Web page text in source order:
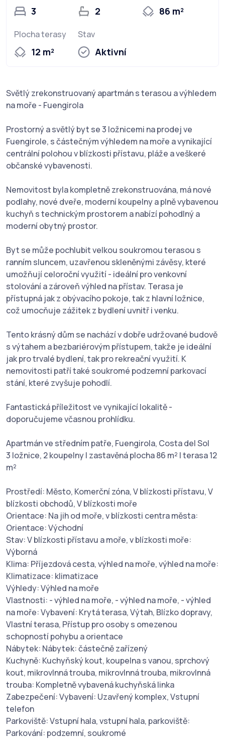
3 2 86 m²
Plocha terasy
12 m²
Stav
Aktivní
Světlý zrekonstruovaný apartmán s terasou a výhledem
na moře - Fuengirola
Prostorný a světlý byt se 3 ložnicemi na prodej ve
Fuengirole, s částečným výhledem na moře a vynikající
centrální polohou v blízkosti přístavu, pláže a veškeré
občanské vybavenosti.
Nemovitost byla kompletně zrekonstruována, má nové
podlahy, nové dveře, moderní koupelny a plně vybavenou
kuchyň s technickým prostorem a nabízí pohodlný a
moderní obytný prostor.
Byt se může pochlubit velkou soukromou terasou s
ranním sluncem, uzavřenou skleněnými závěsy, které
umožňují celoroční využití - ideální pro venkovní
stolování a zároveň výhled na přístav. Terasa je
přístupná jak z obývacího pokoje, tak z hlavní ložnice,
což umocňuje zážitek z bydlení uvnitř i venku.
Tento krásný dům se nachází v dobře udržované budově
s výtahem a bezbariérovým přístupem, takže je ideální
jak pro trvalé bydlení, tak pro rekreační využití. K
nemovitosti patří také soukromé podzemní parkovací
stání, které zvyšuje pohodlí.
Fantastická příležitost ve vynikající lokalitě -
doporučujeme včasnou prohlídku.
Apartmán ve středním patře, Fuengirola, Costa del Sol
3 ložnice, 2 koupelny | zastavěná plocha 86 m² | terasa 12
m²
Prostředí: Město, Komerční zóna, V blízkosti přístavu, V
blízkosti obchodů, V blízkosti moře
Orientace: Na jih od moře, v blízkosti centra města:
Orientace: Východní
Stav: V blízkosti přístavu a moře, v blízkosti moře:
Výborná
Klima: Příjezdová cesta, výhled na moře, výhled na moře:
Klimatizace: klimatizace
Výhledy: Výhled na moře
Vlastnosti: - výhled na moře, - výhled na moře, - výhled
na moře: Vybavení: Krytá terasa, Výtah, Blízko dopravy,
Vlastní terasa, Přístup pro osoby s omezenou
schopností pohybu a orientace
Nábytek: Nábytek: částečně zařízený
Kuchyně: Kuchyňský kout, koupelna s vanou, sprchový
kout, mikrovlnná trouba, mikrovlnná trouba, mikrovlnná
trouba: Kompletně vybavená kuchyňská linka
Zabezpečení: Vybavení: Uzavřený komplex, Vstupní
telefon
Parkoviště: Vstupní hala, vstupní hala, parkoviště:
Parkování: podzemní, soukromé